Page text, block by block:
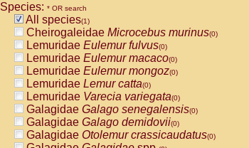
Species: * OR search
All species(1)
Cheirogaleidae Microcebus murinus(0)
Lemuridae Eulemur fulvus(0)
Lemuridae Eulemur macaco(0)
Lemuridae Eulemur mongoz(0)
Lemuridae Lemur catta(0)
Lemuridae Varecia variegata(0)
Galagidae Galago senegalensis(0)
Galagidae Galago demidovii(0)
Galagidae Otolemur crassicaudatus(0)